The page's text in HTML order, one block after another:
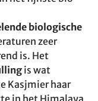
biologische
zeer
is. Het
is wat
Kasjmier haar
in het Himalaya